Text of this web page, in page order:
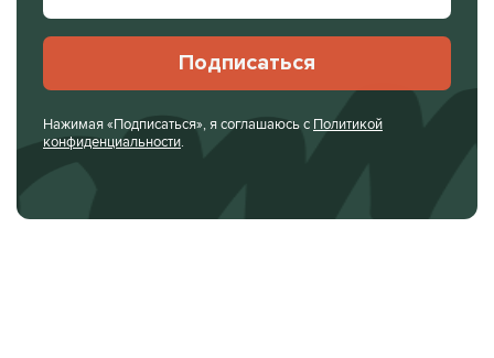
Подписаться
Нажимая «Подписаться», я соглашаюсь с Политикой
конфиденциальности.